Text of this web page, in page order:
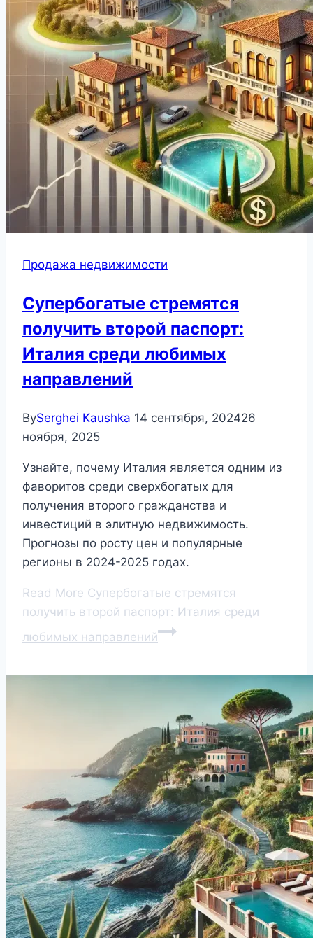
Продажа недвижимости
Супербогатые стремятся
получить второй паспорт:
Италия среди любимых
направлений
BySerghei Kaushka 14 сентября, 202426
ноября, 2025
Узнайте, почему Италия является одним из
фаворитов среди сверхбогатых для
получения второго гражданства и
инвестиций в элитную недвижимость.
Прогнозы по росту цен и популярные
регионы в 2024-2025 годах.
Read More Супербогатые стремятся
получить второй паспорт: Италия среди
любимых направлений